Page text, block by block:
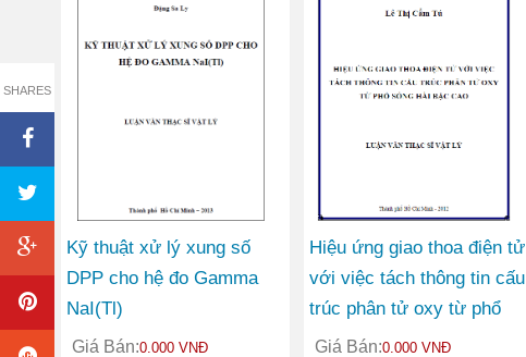
SHARES
Kỹ thuật xử lý xung số
DPP cho hệ đo Gamma
NaI(Tl)
Giá Bán:0.000 VNĐ
Hiệu ứng giao thoa điện tử
với việc tách thông tin cấu
trúc phân tử oxy từ phổ
sóng hài bậc cao
Giá Bán:0.000 VNĐ